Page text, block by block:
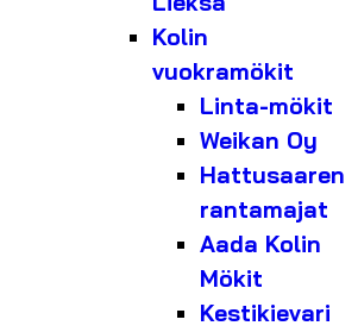
Kolin
vuokramökit
Linta-mökit
Weikan Oy
Hattusaaren
rantamajat
Aada Kolin
Mökit
Kestikievari